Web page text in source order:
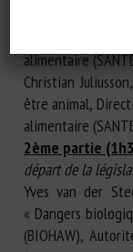
Lucie Carrouee,
alimentaire
Christian
être animal,
alimentaire
2ème partie
départ de la
Yves van der
« Dangers
(BIOHAW),